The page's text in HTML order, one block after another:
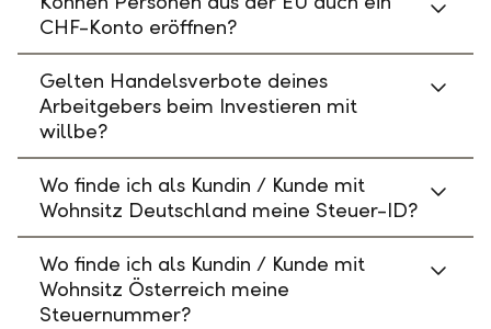
CHF-Konto eröffnen?
Gelten Handelsverbote deines
Arbeitgebers beim Investieren mit
willbe?
Wo finde ich als Kundin / Kunde mit
Wohnsitz Deutschland meine Steuer-ID?
Wo finde ich als Kundin / Kunde mit
Wohnsitz Österreich meine
Steuernummer?